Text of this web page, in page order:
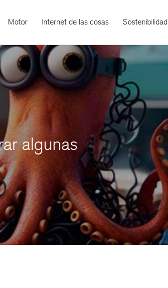
Motor Internet de las cosas Sostenibilidad
algunas